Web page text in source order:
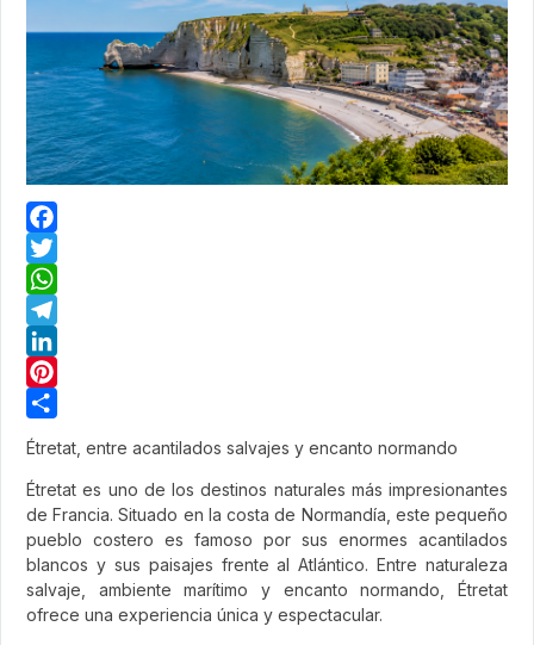
Facebook
Twitter
WhatsApp
Telegram
LinkedIn
Pinterest
Share
Étretat, entre acantilados salvajes y encanto normando
Étretat es uno de los destinos naturales más impresionantes
de Francia. Situado en la costa de Normandía, este pequeño
pueblo costero es famoso por sus enormes acantilados
blancos y sus paisajes frente al Atlántico. Entre naturaleza
salvaje, ambiente marítimo y encanto normando, Étretat
ofrece una experiencia única y espectacular.